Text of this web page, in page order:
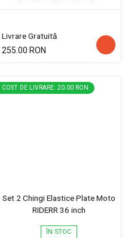
Livrare Gratuită
255.00 RON
COST DE LIVRARE: 20.00 RON
Set 2 Chingi Elastice Plate Moto
RIDERR 36 inch
ÎN STOC